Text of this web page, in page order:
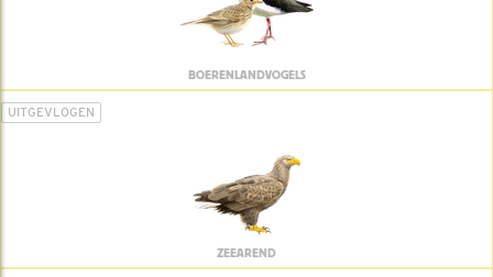
BOERENLANDVOGELS
UITGEVLOGEN
ZEEAREND